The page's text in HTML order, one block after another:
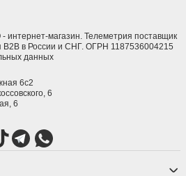
магазин. Телеметрия поставщик
B2B в России и СНГ. ОГРН 1187536004215
данных
6с2
6
6